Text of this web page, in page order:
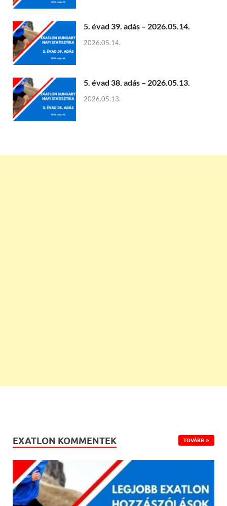
5. évad 39. adás – 2026.05.14.
2026.05.14.
5. évad 38. adás – 2026.05.13.
2026.05.13.
EXATLON KOMMENTEK TOVÁBB